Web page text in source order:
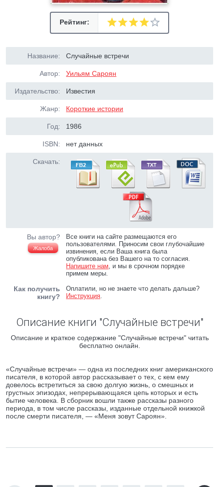
Рейтинг:
Название: Случайные встречи
Автор: Уильям Сароян
Издательство: Известия
Жанр: Короткие истории
Год: 1986
ISBN: нет данных
Скачать:
Вы автор?
Жалоба
Все книги на сайте размещаются его
пользователями. Приносим свои глубочайшие
извинения, если Ваша книга была
опубликована без Вашего на то согласия.
Напишите нам, и мы в срочном порядке
примем меры.
Как получить
книгу?
Оплатили, но не знаете что делать дальше?
Инструкция.
Описание книги "Случайные встречи"
Описание и краткое содержание "Случайные встречи" читать
бесплатно онлайн.
«Случайные встречи» — одна из последних книг американского
писателя, в которой автор рассказывает о тех, с кем ему
довелось встретиться за свою долгую жизнь, о смешных и
грустных эпизодах, непрерывающаяся цепь которых и есть
бытие человека. В сборник вошли также рассказы разного
периода, в том числе рассказы, изданные отдельной книжкой
после смерти писателя, — «Меня зовут Сароян».